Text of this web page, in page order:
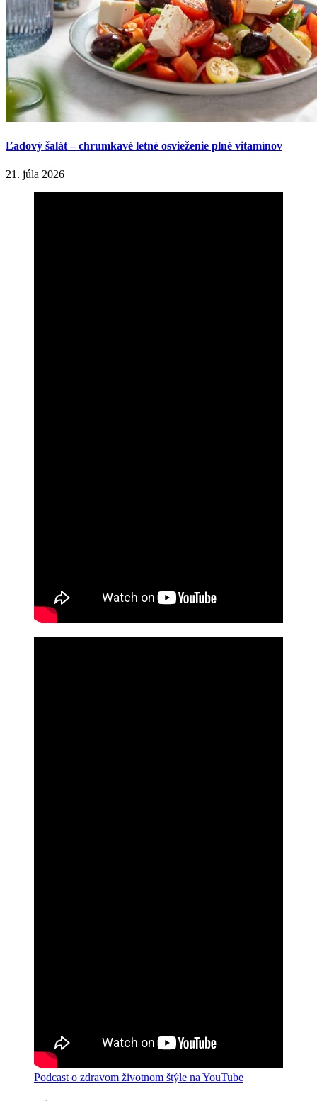
Ľadový šalát – chrumkavé letné osvieženie plné vitamínov
21. júla 2026
Podcast o zdravom životnom štýle na YouTube